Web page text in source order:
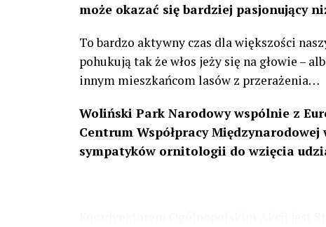
może okazać się bardziej pasjonujący
To bardzo aktywny czas dla większości
pohukują tak że włos jeży się na głowie –
innym mieszkańcom lasów z przerażenia…
Woliński Park Narodowy wspólnie z
Centrum Współpracy
sympatyków ornitologii do wzięcia